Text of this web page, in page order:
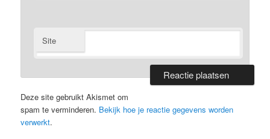
Site
Deze site gebruikt Akismet om
spam te verminderen. Bekijk hoe je reactie gegevens worden
verwerkt.